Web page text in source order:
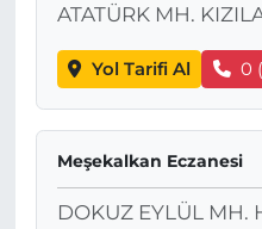
ATATÜRK MH.
Yol Tarifi Al 0
Meşekalkan Eczanesi
DOKUZ EYLÜL MH.